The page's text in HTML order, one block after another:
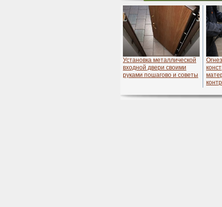
Установка металлической
входной двери своими
руками пошагово и советы